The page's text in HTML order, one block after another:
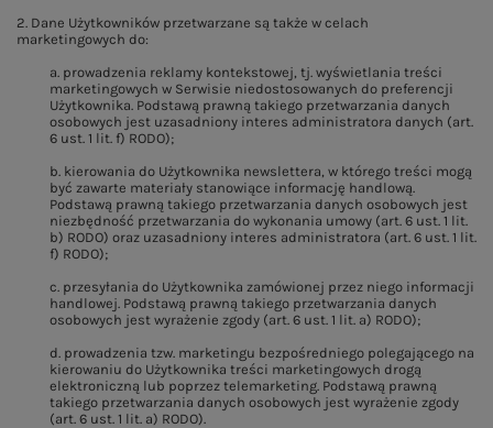
2. Dane Użytkowników przetwarzane są także w celach
marketingowych do:
a. prowadzenia reklamy kontekstowej, tj. wyświetlania treści
marketingowych w Serwisie niedostosowanych do preferencji
Użytkownika. Podstawą prawną takiego przetwarzania danych
osobowych jest uzasadniony interes administratora danych (art.
6 ust. 1 lit. f) RODO);
b. kierowania do Użytkownika newslettera, w którego treści mogą
być zawarte materiały stanowiące informację handlową.
Podstawą prawną takiego przetwarzania danych osobowych jest
niezbędność przetwarzania do wykonania umowy (art. 6 ust. 1 lit.
b) RODO) oraz uzasadniony interes administratora (art. 6 ust. 1 lit.
f) RODO);
c. przesyłania do Użytkownika zamówionej przez niego informacji
handlowej. Podstawą prawną takiego przetwarzania danych
osobowych jest wyrażenie zgody (art. 6 ust. 1 lit. a) RODO);
d. prowadzenia tzw. marketingu bezpośredniego polegającego na
kierowaniu do Użytkownika treści marketingowych drogą
elektroniczną lub poprzez telemarketing. Podstawą prawną
takiego przetwarzania danych osobowych jest wyrażenie zgody
(art. 6 ust. 1 lit. a) RODO).